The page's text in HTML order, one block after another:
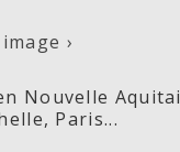
›
Nouvelle
Paris...